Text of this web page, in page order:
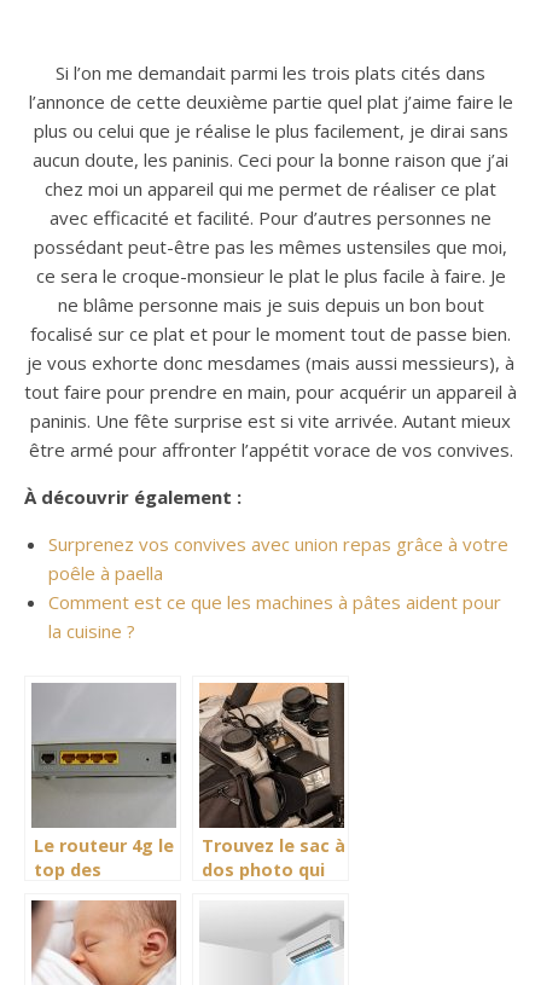
Si l’on me demandait parmi les trois plats cités dans
l’annonce de cette deuxième partie quel plat j’aime faire le
plus ou celui que je réalise le plus facilement, je dirai sans
aucun doute, les paninis. Ceci pour la bonne raison que j’ai
chez moi un appareil qui me permet de réaliser ce plat
avec efficacité et facilité. Pour d’autres personnes ne
possédant peut-être pas les mêmes ustensiles que moi,
ce sera le croque-monsieur le plat le plus facile à faire. Je
ne blâme personne mais je suis depuis un bon bout
focalisé sur ce plat et pour le moment tout de passe bien.
je vous exhorte donc mesdames (mais aussi messieurs), à
tout faire pour prendre en main, pour acquérir un appareil à
paninis. Une fête surprise est si vite arrivée. Autant mieux
être armé pour affronter l’appétit vorace de vos convives.
À découvrir également :
Surprenez vos convives avec union repas grâce à votre
poêle à paella
Comment est ce que les machines à pâtes aident pour
la cuisine ?
Le routeur 4g le
top des
Trouvez le sac à
dos photo qui